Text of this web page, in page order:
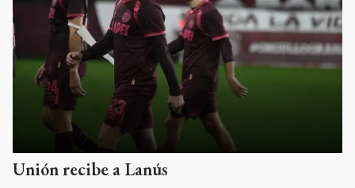
Unión recibe a Lanús